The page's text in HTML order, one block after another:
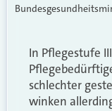
In Pflegestufe
schlechter
winken